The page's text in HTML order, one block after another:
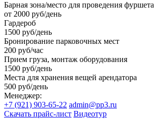
Барная зона/место для проведения фуршета
от 2000 руб/день
Гардероб
1500 руб/день
Бронирование парковочных мест
200 руб/час
Прием груза, монтаж оборудования
1500 руб/день
Места для хранения вещей арендатора
500 руб/день
Менеджер:
+7 (921) 903-65-22 admin@pp3.ru
Скачать прайс-лист Видеотур